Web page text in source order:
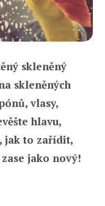
skleněný
skleněných
vlasy,
hlavu,
jak to zařídit,
jako nový!